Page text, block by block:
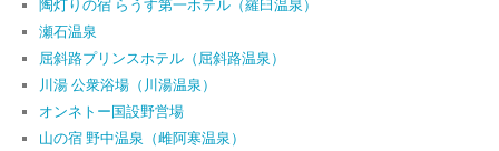
陶灯りの宿 らうす第一ホテル（羅臼温泉）
瀬石温泉
屈斜路プリンスホテル（屈斜路温泉）
川湯 公衆浴場（川湯温泉）
オンネトー国設野営場
山の宿 野中温泉（雌阿寒温泉）